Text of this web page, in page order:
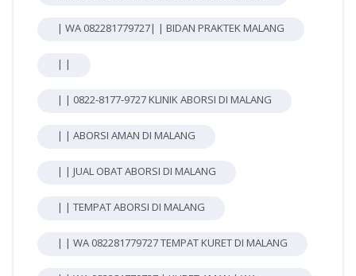
| WA 082281779727| | BIDAN PRAKTEK MALANG
| |
| | 0822-8177-9727 KLINIK ABORSI DI MALANG
| | ABORSI AMAN DI MALANG
| | JUAL OBAT ABORSI DI MALANG
| | TEMPAT ABORSI DI MALANG
| | WA 082281779727 TEMPAT KURET DI MALANG